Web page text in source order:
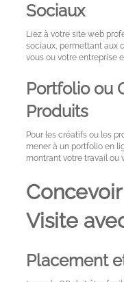
Sociaux
Liez à votre site web
sociaux, permettant aux
vous ou votre entreprise
Portfolio ou
Produits
Pour les créatifs ou les
mener à un portfolio en
montrant votre travail ou
Visite
Placement